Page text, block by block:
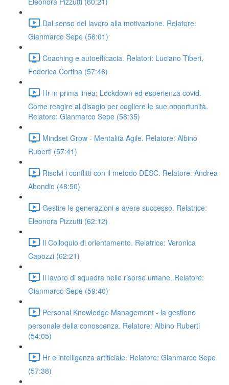
Dal senso del lavoro alla motivazione. Relatore:
Gianmarco Sepe (56:01)
Coaching e autoefficacia. Relatori: Luciano Tiberi,
Federica Cortina (57:46)
Hr in prima linea; Lockdown ed esperienza covid.
Come reagire al disagio per cogliere le sue opportunità.
Relatore: Gianmarco Sepe (58:35)
Mindset Grow - Mentalità Agile. Relatore: Albino
Ruberti (57:41)
Risolvi i conflitti con il metodo DESC. Relatore: Andrea
Abondio (48:50)
Gestire le generazioni e avere successo. Relatrice:
Eleonora Pizzutti (62:12)
Il Colloquio di orientamento. Relatrice: Veronica
Capozzi (62:21)
Il lavoro di squadra nelle risorse umane. Relatore:
Gianmarco Sepe (59:40)
Personal Knowledge Management - la gestione
personale della conoscenza. Relatore: Albino Ruberti
(54:05)
Hr e intelligenza artificiale. Relatore: Gianmarco Sepe
(57:38)